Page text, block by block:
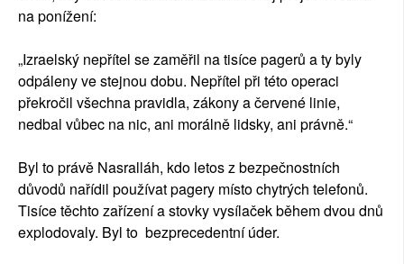
na ponížení:
„Izraelský nepřítel se zaměřil na tisíce pagerů a ty byly
odpáleny ve stejnou dobu. Nepřítel při této operaci
překročil všechna pravidla, zákony a červené linie,
nedbal vůbec na nic, ani morálně lidsky, ani právně.“
Byl to právě Nasralláh, kdo letos z bezpečnostních
důvodů nařídil používat pagery místo chytrých telefonů.
Tisíce těchto zařízení a stovky vysílaček během dvou dnů
explodovaly. Byl to bezprecedentní úder.